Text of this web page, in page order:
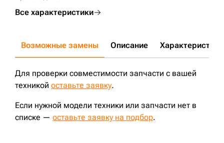
Все характеристики
Возможные замены Описание Характеристики
Для проверки совместимости запчасти с вашей
техникой оставьте заявку.
Если нужной модели техники или запчасти нет в
списке — оставьте заявку на подбор.